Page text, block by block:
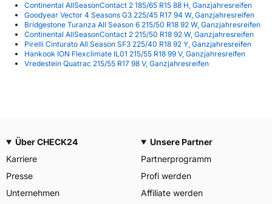
Continental AllSeasonContact 2 185/65 R15 88 H, Ganzjahresreifen
Goodyear Vector 4 Seasons G3 225/45 R17 94 W, Ganzjahresreifen
Bridgestone Turanza All Season 6 215/50 R18 92 W, Ganzjahresreifen
Continental AllSeasonContact 2 215/50 R18 92 W, Ganzjahresreifen
Pirelli Cinturato All Season SF3 225/40 R18 92 Y, Ganzjahresreifen
Hankook ION Flexclimate IL01 215/55 R18 99 V, Ganzjahresreifen
Vredestein Quatrac 215/55 R17 98 V, Ganzjahresreifen
Über CHECK24
Karriere
Presse
Unternehmen
Unsere Partner
Partnerprogramm
Profi werden
Affiliate werden